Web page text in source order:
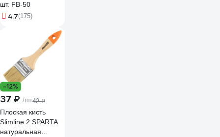
шт. FB-50
4.7(175)
-12%
37 ₽ /шт42 ₽
Плоская кисть
Slimline 2 SPARTA
натуральная